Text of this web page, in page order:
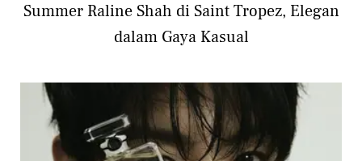
Summer Raline Shah di Saint Tropez, Elegan
dalam Gaya Kasual